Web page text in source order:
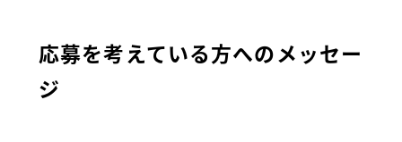
応募を考えている方へのメッセー
ジ